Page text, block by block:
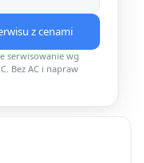
z cenami
serwisowanie wg
Bez AC i napraw